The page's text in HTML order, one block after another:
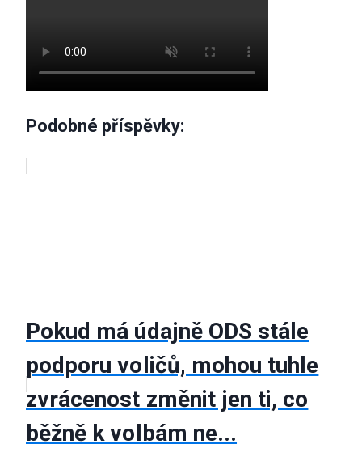
Podobné příspěvky:
Pokud má údajně ODS stále
podporu voličů, mohou tuhle
zvrácenost změnit jen ti, co
běžně k volbám ne...